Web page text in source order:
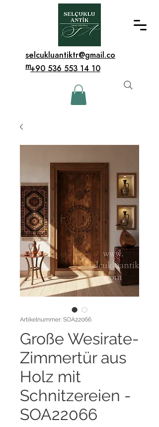
+90 536 553 14 10
selcukluantiktr@gmail.co
m
Artikelnummer: SOA22066
Große Wesirate-
Zimmertür aus
Holz mit
Schnitzereien -
SOA22066